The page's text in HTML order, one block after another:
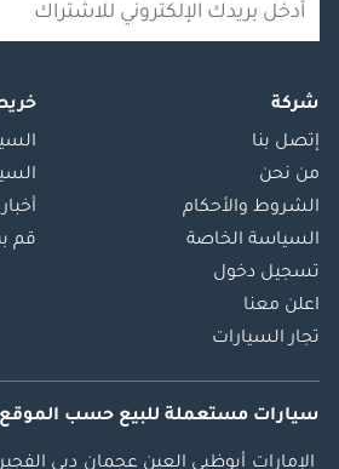
شركة
إتصل بنا
من نحن
الشروط والأحكام
السياسة الخاصة
تسجيل دخول
اعلن معنا
تجار السيارات
قم
سيارات مستعملة للبيع حسب الموقع
الإمارات أبوظبي العين عجمان دبي